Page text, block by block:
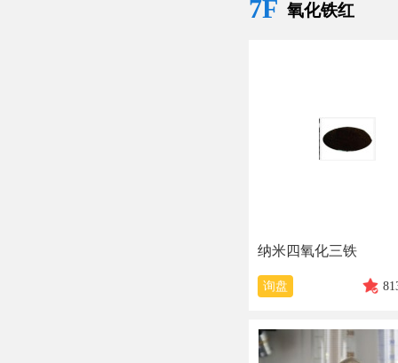
7F 氧化铁红
纳米四氧化三铁
询盘